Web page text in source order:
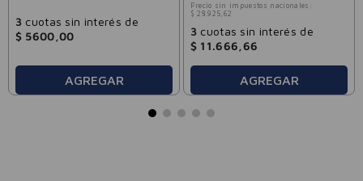
3cuotas sin interés de
$ 5600 00
AGREGAR
Precio sin impuestos nacionales:
$ 28 .925 62
3cuotas sin interés de
$ 11.666 66
AGREGAR